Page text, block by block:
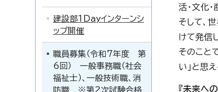
活・文化
そして、
けて発信
そのこと
い」と思え
『未来へ
建設部1Dayインターンシ
ップ開催
職員募集（令和7年度 第
6回） 一般事務職（社会
福祉士）、一般技術職、消
防職 ※第2次試験合格